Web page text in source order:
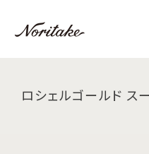
ロシェルゴールド ス